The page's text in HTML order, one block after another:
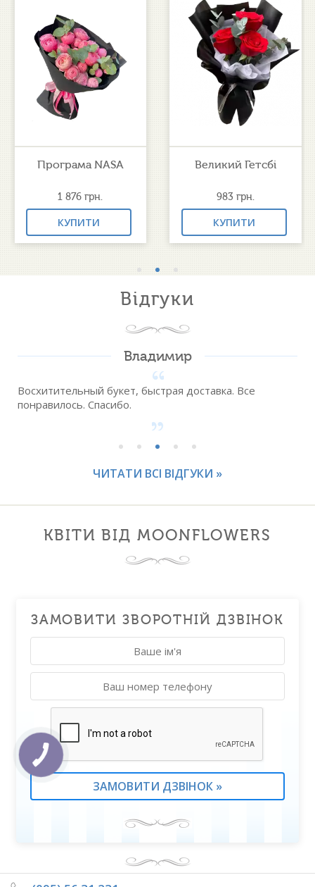
Програма NASA
1 876грн.
КУПИТИ
Великий Гетсбі
983 грн.
КУПИТИ
Відгуки
Владимир
Восхитительный букет, быстрая доставка. Все
понравилось. Спасибо.
ЧИТАТИ ВСІ ВІДГУКИ »
КВІТИ ВІД MOONFLOWERS
ЗАМОВИТИ ЗВОРОТНІЙ ДЗВІНОК